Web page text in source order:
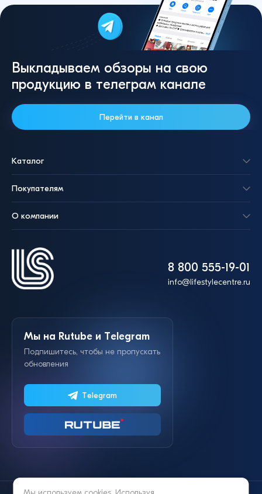
Выкладываем обзоры на свою
продукцию в телеграм канале
Перейти в канал
8 800 555-19-01
info@lifestylecentre.ru
Каталог
Покупателям
О компании
Мы на Rutube и Telegram
Подпишитесь, чтобы не пропускать
обновления
Telegram